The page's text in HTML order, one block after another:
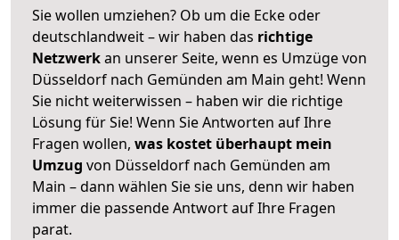
Sie wollen umziehen? Ob um die Ecke oder
deutschlandweit – wir haben das richtige
Netzwerkan unserer Seite, wenn es Umzüge von
Düsseldorf nach Gemünden am Main geht! Wenn
Sie nicht weiterwissen – haben wir die richtige
Lösung für Sie! Wenn Sie Antworten auf Ihre
Fragen wollen, was kostet überhaupt mein
Umzug von Düsseldorf nach Gemünden am
Main – dann wählen Sie sie uns, denn wir haben
immer die passende Antwort auf Ihre Fragen
parat.